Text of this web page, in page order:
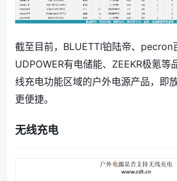
截至目前，BLUETTI铂陆帝、pecron
UDPOWER有电储能、ZEEKR极氪等
线充电功能区域的户外电源产品，即
更便捷。
无线充电